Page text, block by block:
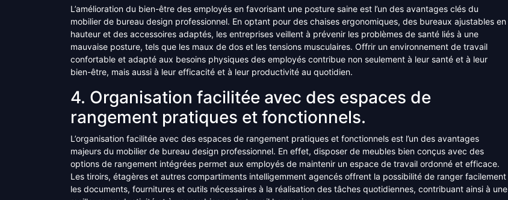
L’amélioration du bien-être des employés en favorisant une posture saine est l’un des avantages clés du
mobilier de bureau design professionnel. En optant pour des chaises ergonomiques, des bureaux ajustables en
hauteur et des accessoires adaptés, les entreprises veillent à prévenir les problèmes de santé liés à une
mauvaise posture, tels que les maux de dos et les tensions musculaires. Offrir un environnement de travail
confortable et adapté aux besoins physiques des employés contribue non seulement à leur santé et à leur
bien-être, mais aussi à leur efficacité et à leur productivité au quotidien.
4. Organisation facilitée avec des espaces de
rangement pratiques et fonctionnels.
L’organisation facilitée avec des espaces de rangement pratiques et fonctionnels est l’un des avantages
majeurs du mobilier de bureau design professionnel. En effet, disposer de meubles bien conçus avec des
options de rangement intégrées permet aux employés de maintenir un espace de travail ordonné et efficace.
Les tiroirs, étagères et autres compartiments intelligemment agencés offrent la possibilité de ranger facilement
les documents, fournitures et outils nécessaires à la réalisation des tâches quotidiennes, contribuant ainsi à une